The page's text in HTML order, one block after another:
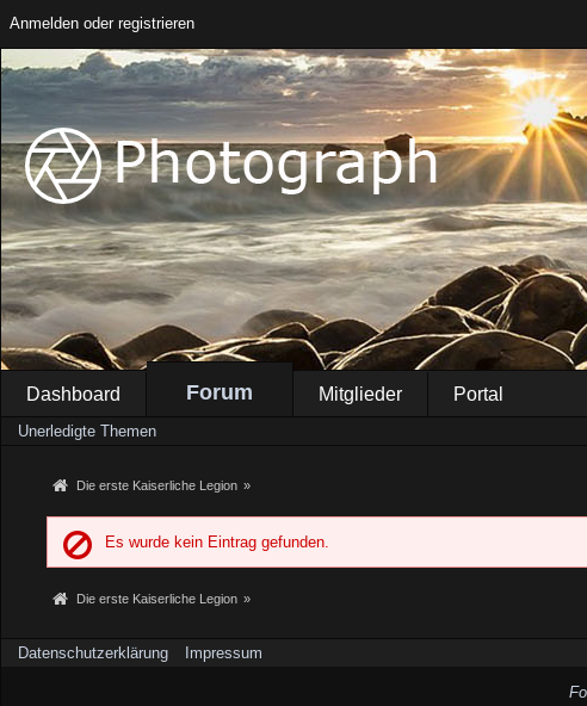
Anmelden oder registrieren
Dashboard Forum Mitglieder Portal
Unerledigte Themen
Die erste Kaiserliche Legion »
Es wurde kein Eintrag gefunden.
Die erste Kaiserliche Legion »
Datenschutzerklärung Impressum